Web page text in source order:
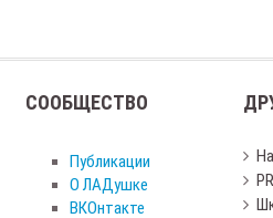
СООБЩЕСТВО
Публикации
О ЛАДушке
ВКОнтакте